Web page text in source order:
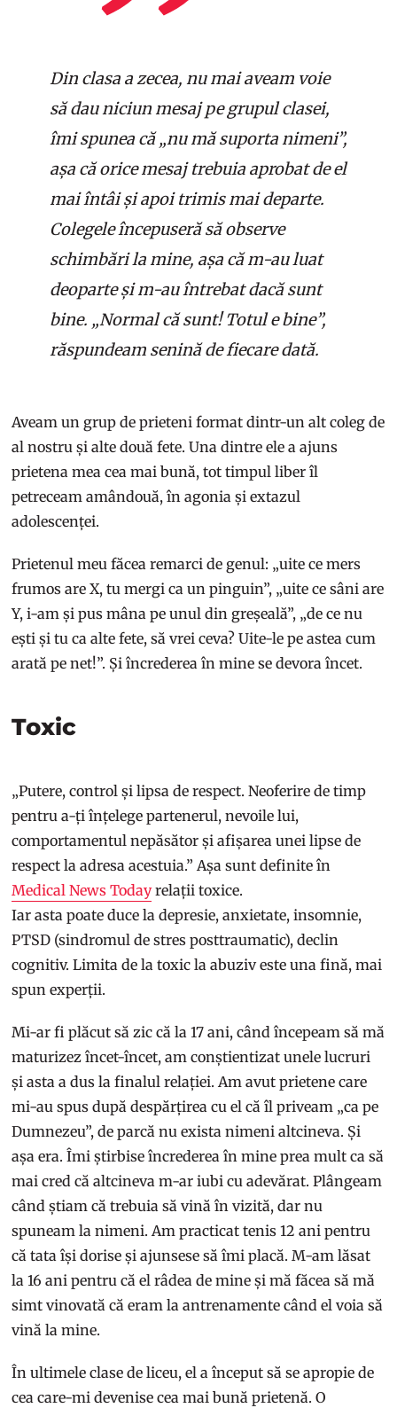
Din clasa a zecea, nu mai aveam voie
să dau niciun mesaj pe grupul clasei,
îmi spunea că „nu mă suporta nimeni”,
așa că orice mesaj trebuia aprobat de el
mai întâi și apoi trimis mai departe.
Colegele începuseră să observe
schimbări la mine, așa că m-au luat
deoparte și m-au întrebat dacă sunt
bine. „Normal că sunt! Totul e bine”,
răspundeam senină de fiecare dată.
Aveam un grup de prieteni format dintr-un alt coleg de
al nostru și alte două fete. Una dintre ele a ajuns
prietena mea cea mai bună, tot timpul liber îl
petreceam amândouă, în agonia și extazul
adolescenței.
Prietenul meu făcea remarci de genul: „uite ce mers
frumos are X, tu mergi ca un pinguin”, „uite ce sâni are
Y, i-am și pus mâna pe unul din greșeală”, „de ce nu
ești și tu ca alte fete, să vrei ceva? Uite-le pe astea cum
arată pe net!”. Și încrederea în mine se devora încet.
Toxic
„Putere, control și lipsa de respect. Neoferire de timp
pentru a-ți înțelege partenerul, nevoile lui,
comportamentul nepăsător și afișarea unei lipse de
respect la adresa acestuia.” Așa sunt definite în
Medical News Todayrelații toxice.
Iar asta poate duce la depresie, anxietate, insomnie,
PTSD (sindromul de stres posttraumatic), declin
cognitiv. Limita de la toxic la abuziv este una fină, mai
spun experții.
Mi-ar fi plăcut să zic că la 17 ani, când începeam să mă
maturizez încet-încet, am conștientizat unele lucruri
și asta a dus la finalul relației. Am avut prietene care
mi-au spus după despărțirea cu el că îl priveam „ca pe
Dumnezeu”, de parcă nu exista nimeni altcineva. Și
așa era. Îmi știrbise încrederea în mine prea mult ca să
mai cred că altcineva m-ar iubi cu adevărat. Plângeam
când știam că trebuia să vină în vizită, dar nu
spuneam la nimeni. Am practicat tenis 12 ani pentru
că tata își dorise și ajunsese să îmi placă. M-am lăsat
la 16 ani pentru că el râdea de mine și mă făcea să mă
simt vinovată că eram la antrenamente când el voia să
vină la mine.
În ultimele clase de liceu, el a început să se apropie de
cea care-mi devenise cea mai bună prietenă. O